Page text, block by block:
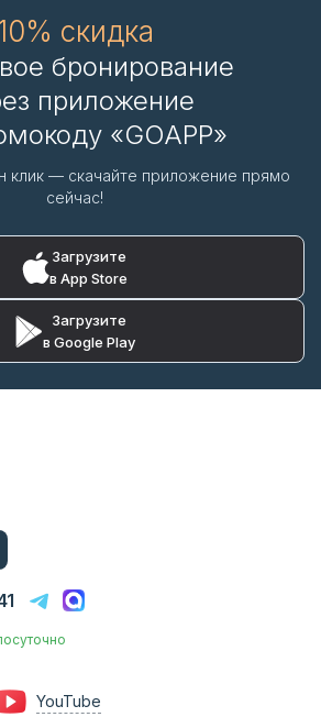
скидка
бронирование
приложение
«GOAPP»
клик — скачайте приложение прямо
сейчас!
Загрузите
в App Store
Загрузите
в Google Play
YouTube